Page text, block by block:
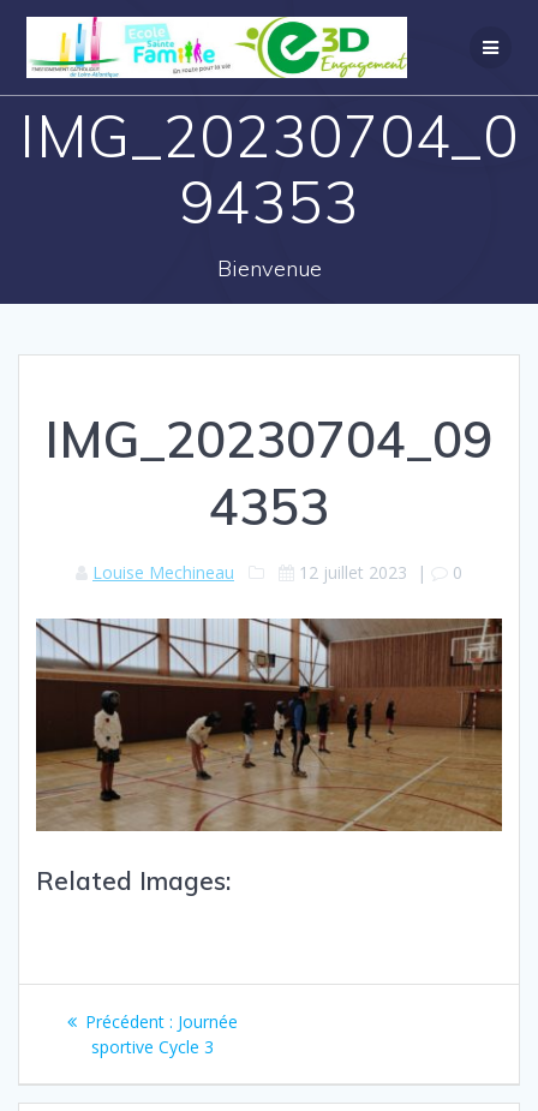
IMG_20230704_0
94353
Bienvenue
IMG_20230704_09
4353
Louise Mechineau 12 juillet 2023 | 0
Related Images:
Précédent : Journée
sportive Cycle 3